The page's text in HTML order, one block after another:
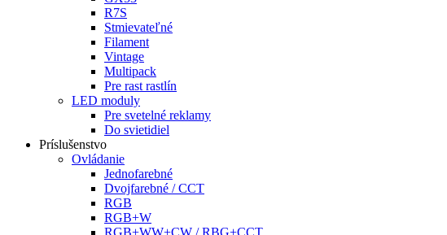
R7S
Stmievateľné
Filament
Vintage
Multipack
Pre rast rastlín
LED moduly
Pre svetelné reklamy
Do svietidiel
Príslušenstvo
Ovládanie
Jednofarebné
Dvojfarebné / CCT
RGB
RGB+W
RGB+WW+CW / RBG+CCT